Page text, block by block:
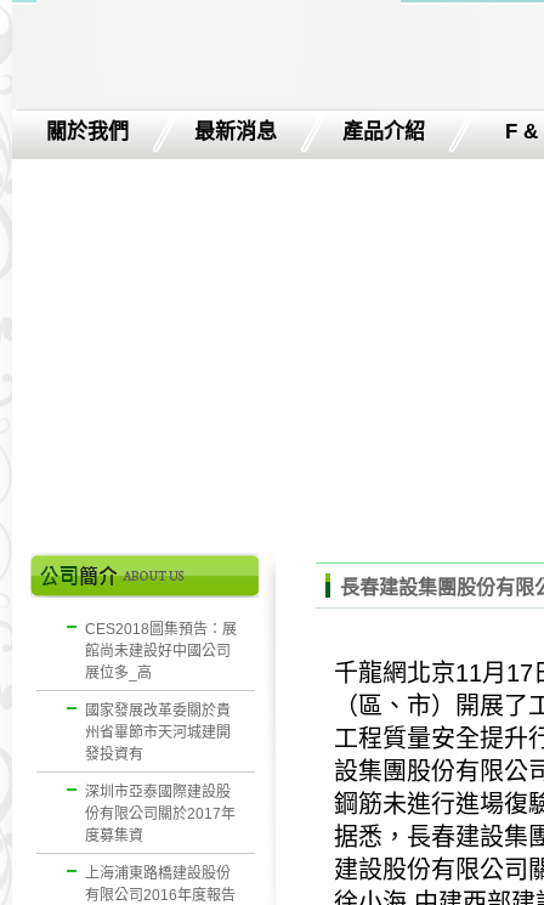
關於我們 最新消息 產品介紹 F &
CES2018圖集預告：展
館尚未建設好中國公司
展位多_高
國家發展改革委關於貴
州省畢節市天河城建開
發投資有
深圳市亞泰國際建設股
份有限公司關於2017年
度募集資
上海浦東路橋建設股份
有限公司2016年度報告
長春建設集團股份有限
千龍網北京11月
（區、市）開展
工程質量安全提升
設集團股份有限公
鋼筋未進行進場復
据悉，長春建設集
建設股份有限公司